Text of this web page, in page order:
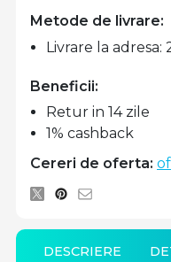
Metode de livrare:
Livrare la adresa:
Beneficii:
Retur in 14 zile
1% cashback
Cereri de oferta:
DESCRIERE